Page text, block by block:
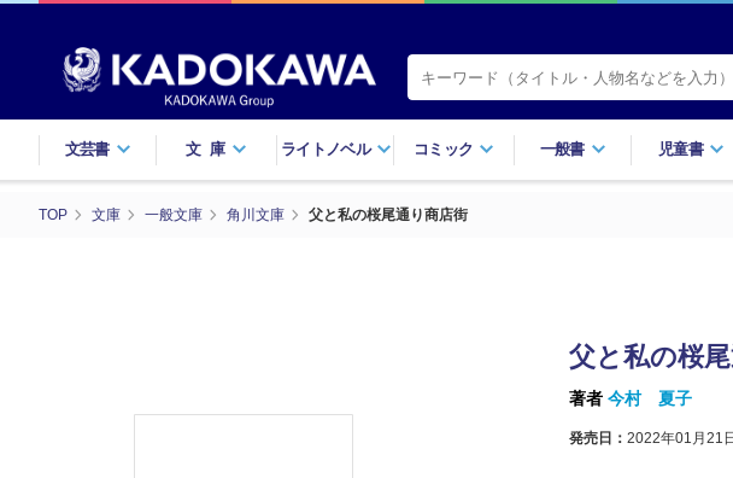
文芸書 文庫 ライトノベル コミック 一般書 児童書
TOP 文庫 一般文庫 角川文庫 父と私の桜尾通り商店街
父と私の桜
著者 今村 夏子
発売日： 2022年01月21日